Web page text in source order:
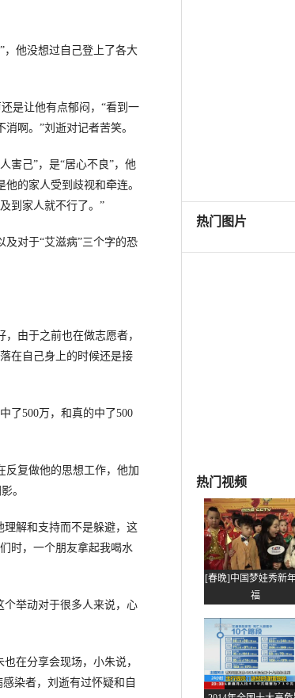
他没想过自己登上了各大
是让他有点郁闷，“看到一
啊。”刘逝对记者苦笑。
己”，是“居心不良”，他
的家人受到歧视和牵连。
到家人就不行了。”
对于“艾滋病”三个字的恐
由于之前也在做志愿者，
在自己身上的时候还是接
500万，和真的中了500
复做他的思想工作，他加
。
解和支持而不是躲避，这
时，一个朋友拿起我喝水
举动对于很多人来说，心
在分享会现场，小朱说，
染者，刘逝有过怀疑和自